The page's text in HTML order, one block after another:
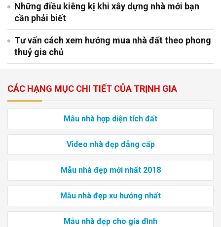
Những điều kiêng kị khi xây dựng nhà mới bạn
cần phải biết
Tư vấn cách xem hướng mua nhà đất theo phong
thuỷ gia chủ
CÁC HẠNG MỤC CHI TIẾT CỦA TRỊNH GIA
Mẫu nhà hợp diện tích đất
Video nhà đẹp đẳng cấp
Mẫu nhà đẹp mới nhất 2018
Mẫu nhà đẹp xu hướng nhất
Mẫu nhà đẹp cho gia đình